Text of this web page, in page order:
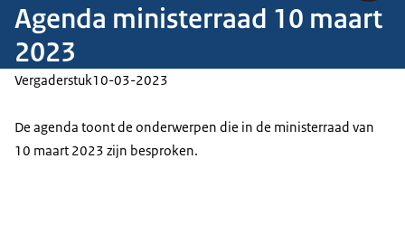
Agenda ministerraad 10 maart
2023
Vergaderstuk10-03-2023
De agenda toont de onderwerpen die in de ministerraad van
10 maart 2023 zijn besproken.